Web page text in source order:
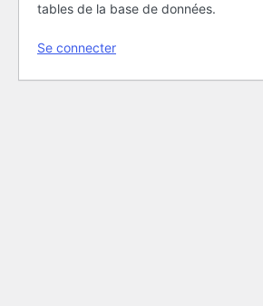
tables de la base de données.
Se connecter